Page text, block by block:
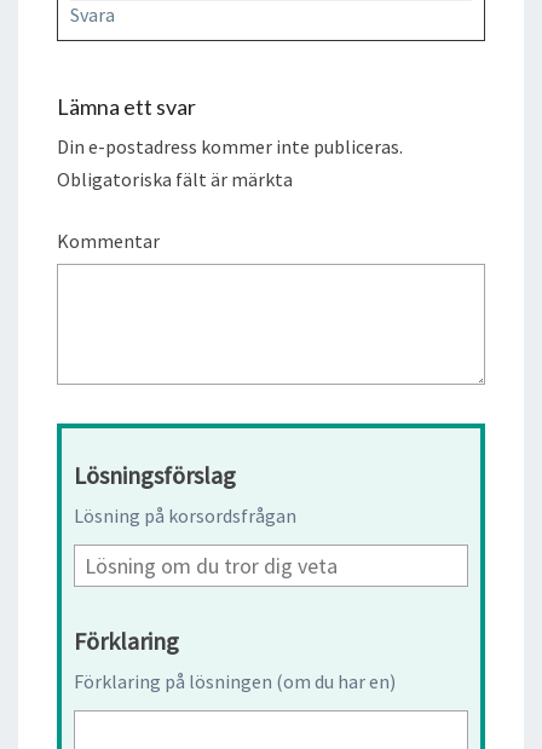
Svara
Lämna ett svar
Din e-postadress kommer inte publiceras.
Obligatoriska fält är märkta
Kommentar
Lösningsförslag
Lösning på korsordsfrågan
Förklaring
Förklaring på lösningen (om du har en)